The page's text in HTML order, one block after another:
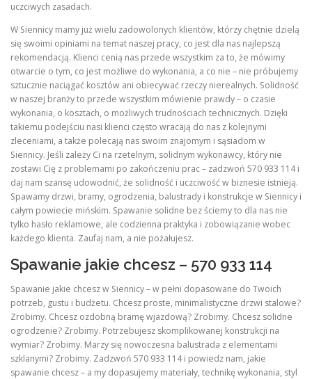
uczciwych zasadach.
W Siennicy mamy już wielu zadowolonych klientów, którzy chętnie dzielą
się swoimi opiniami na temat naszej pracy, co jest dla nas najlepszą
rekomendacją. Klienci cenią nas przede wszystkim za to, że mówimy
otwarcie o tym, co jest możliwe do wykonania, a co nie – nie próbujemy
sztucznie naciągać kosztów ani obiecywać rzeczy nierealnych. Solidność
w naszej branży to przede wszystkim mówienie prawdy – o czasie
wykonania, o kosztach, o możliwych trudnościach technicznych. Dzięki
takiemu podejściu nasi klienci często wracają do nas z kolejnymi
zleceniami, a także polecają nas swoim znajomym i sąsiadom w
Siennicy. Jeśli zależy Ci na rzetelnym, solidnym wykonawcy, który nie
zostawi Cię z problemami po zakończeniu prac – zadzwoń 570 933 114 i
daj nam szansę udowodnić, że solidność i uczciwość w biznesie istnieją.
Spawamy drzwi, bramy, ogrodzenia, balustrady i konstrukcje w Siennicy i
całym powiecie mińskim. Spawanie solidne bez ściemy to dla nas nie
tylko hasło reklamowe, ale codzienna praktyka i zobowiązanie wobec
każdego klienta. Zaufaj nam, a nie pożałujesz.
Spawanie jakie chcesz – 570 933 114
Spawanie jakie chcesz w Siennicy – w pełni dopasowane do Twoich
potrzeb, gustu i budżetu. Chcesz proste, minimalistyczne drzwi stalowe?
Zrobimy. Chcesz ozdobną bramę wjazdową? Zrobimy. Chcesz solidne
ogrodzenie? Zrobimy. Potrzebujesz skomplikowanej konstrukcji na
wymiar? Zrobimy. Marzy się nowoczesna balustrada z elementami
szklanymi? Zrobimy. Zadzwoń 570 933 114 i powiedz nam, jakie
spawanie chcesz – a my dopasujemy materiały, technikę wykonania, styl